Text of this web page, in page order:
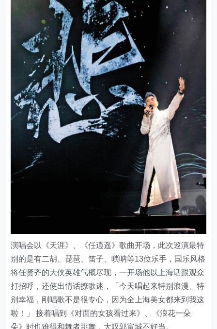
演唱会以《天涯》、《任逍遥》歌曲开场，此次巡演最特
别的是有二胡、琵琶、笛子、唢呐等13位乐手，国乐风格
将任贤齐的大侠英雄气概尽现，一开场他以上海话跟观众
打招呼，还使出情话撩歌迷，「今天唱起来特别浪漫、特
别幸福，刚唱歌不是很专心，因为全上海美女都来到我这
啦！」 接着唱到《对面的女孩看过来》、《浪花一朵
朵》时也难得和舞者跳舞，大叹郭富城不好当。